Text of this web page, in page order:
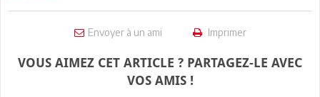
Envoyer à un ami Imprimer
VOUS AIMEZ CET ARTICLE ? PARTAGEZ-LE AVEC
VOS AMIS !